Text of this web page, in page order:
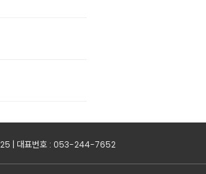
| 대표번호 : 053-244-7652